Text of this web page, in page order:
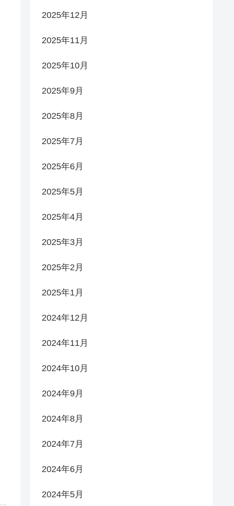
2025年12月
2025年11月
2025年10月
2025年9月
2025年8月
2025年7月
2025年6月
2025年5月
2025年4月
2025年3月
2025年2月
2025年1月
2024年12月
2024年11月
2024年10月
2024年9月
2024年8月
2024年7月
2024年6月
2024年5月